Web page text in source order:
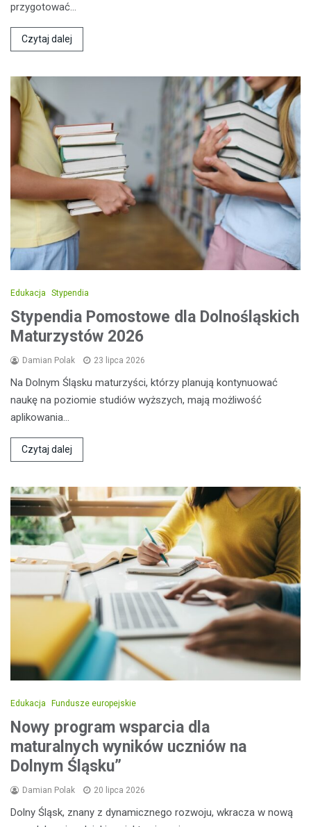
przygotować…
Czytaj dalej
Edukacja Stypendia
Stypendia Pomostowe dla Dolnośląskich
Maturzystów 2026
Damian Polak 23 lipca 2026
Na Dolnym Śląsku maturzyści, którzy planują kontynuować
naukę na poziomie studiów wyższych, mają możliwość
aplikowania…
Czytaj dalej
Edukacja Fundusze europejskie
Nowy program wsparcia dla
maturalnych wyników uczniów na
Dolnym Śląsku”
Damian Polak 20 lipca 2026
Dolny Śląsk, znany z dynamicznego rozwoju, wkracza w nową